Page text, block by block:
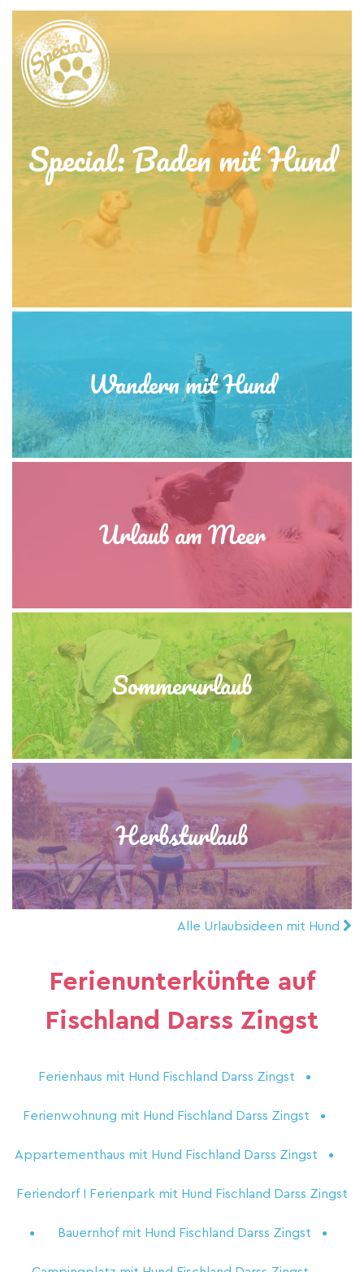
Special: Baden mit Hund
Wandern mit Hund
Urlaub am Meer
Sommerurlaub
Herbsturlaub
Alle Urlaubsideen mit Hund
Ferienunterkünfte auf
Fischland Darss Zingst
Ferienhaus mit Hund Fischland Darss Zingst
Ferienwohnung mit Hund Fischland Darss Zingst
Appartementhaus mit Hund Fischland Darss Zingst
Feriendorf I Ferienpark mit Hund Fischland Darss Zingst
Bauernhof mit Hund Fischland Darss Zingst